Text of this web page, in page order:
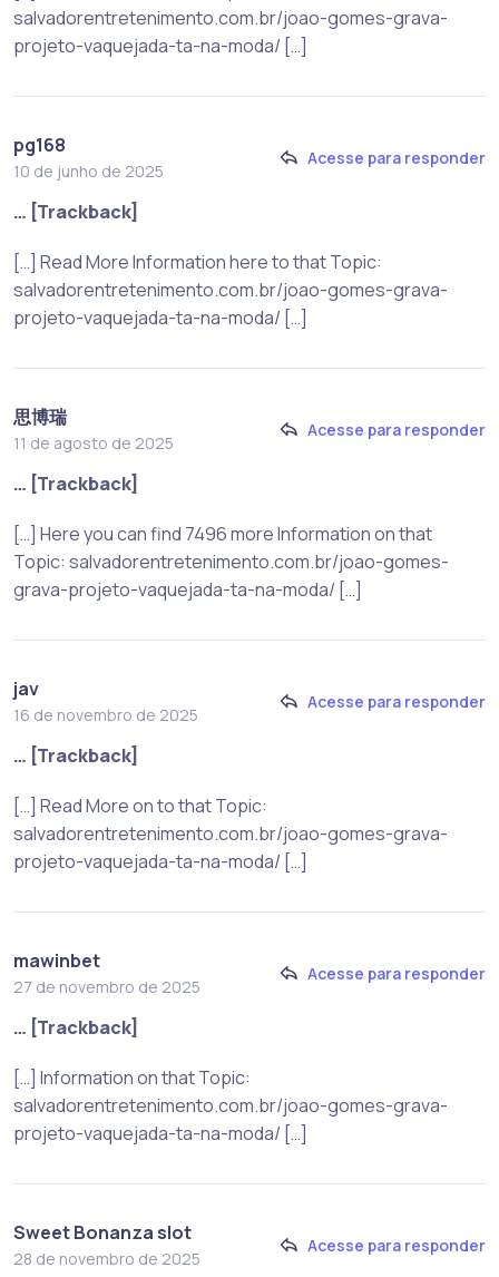
salvadorentretenimento.com.br/joao-gomes-grava-
projeto-vaquejada-ta-na-moda/ […]
pg168
10 de junho de 2025
Acesse para responder
… [Trackback]
[…] Read More Information here to that Topic:
salvadorentretenimento.com.br/joao-gomes-grava-
projeto-vaquejada-ta-na-moda/ […]
思博瑞
11 de agosto de 2025
Acesse para responder
… [Trackback]
[…] Here you can find 7496 more Information on that
Topic: salvadorentretenimento.com.br/joao-gomes-
grava-projeto-vaquejada-ta-na-moda/ […]
jav
16 de novembro de 2025
Acesse para responder
… [Trackback]
[…] Read More on to that Topic:
salvadorentretenimento.com.br/joao-gomes-grava-
projeto-vaquejada-ta-na-moda/ […]
mawinbet
27 de novembro de 2025
Acesse para responder
… [Trackback]
[…] Information on that Topic:
salvadorentretenimento.com.br/joao-gomes-grava-
projeto-vaquejada-ta-na-moda/ […]
Sweet Bonanza slot
28 de novembro de 2025
Acesse para responder